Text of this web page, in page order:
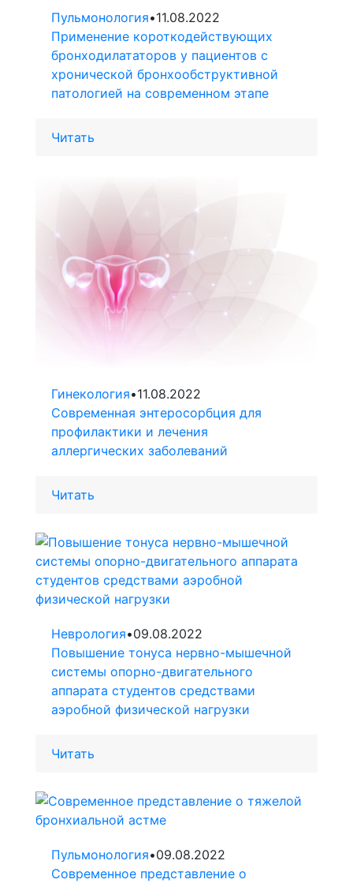
Пульмонология•11.08.2022
Применение короткодействующих
бронходилататоров у пациентов с
хронической бронхообструктивной
патологией на современном этапе
Читать
Гинекология•11.08.2022
Современная энтеросорбция для
профилактики и лечения
аллергических заболеваний
Читать
Неврология•09.08.2022
Повышение тонуса нервно-мышечной
системы опорно-двигательного
аппарата студентов средствами
аэробной физической нагрузки
Читать
Пульмонология•09.08.2022
Современное представление о